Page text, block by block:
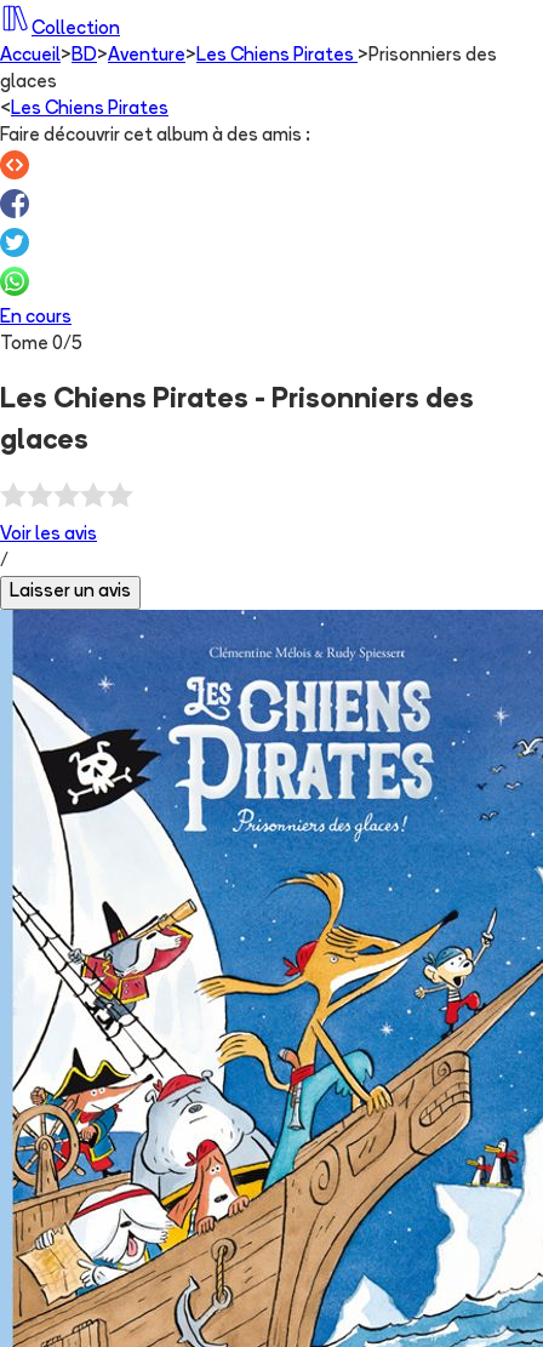
Collection
Accueil> BD>Aventure> Les Chiens Pirates > Prisonniers des
glaces
< Les Chiens Pirates
Faire découvrir cet album à des amis :
En cours
Tome 0/5
Les Chiens Pirates - Prisonniers des
glaces
Voir les avis
/
Laisser un avis